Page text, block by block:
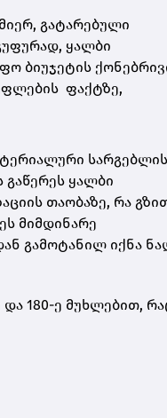
გატარებული
ყალბი
ბიუჯეტის
ფაქტზე,
სარგებლის
ყალბი
თაობაზე, რა
მიმდინარე
გამოტანილ იქნა
180-ე მუხლებით,